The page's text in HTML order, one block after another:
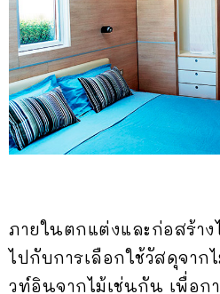
ภายในตกแต่งและก่อสร้าง
ไปกับการเลือกใช้วัสดุจาก
วท์อินจากไม้เช่นกัน เพื่อก